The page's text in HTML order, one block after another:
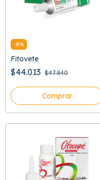
-8%
Fitovete
$44.013 $47.840
Comprar